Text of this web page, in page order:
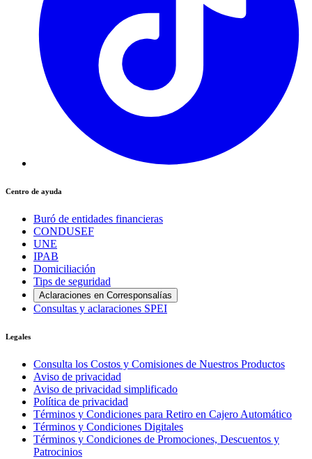
Centro de ayuda
Buró de entidades financieras
CONDUSEF
UNE
IPAB
Domiciliación
Tips de seguridad
Aclaraciones en Corresponsalías
Consultas y aclaraciones SPEI
Legales
Consulta los Costos y Comisiones de Nuestros Productos
Aviso de privacidad
Aviso de privacidad simplificado
Política de privacidad
Términos y Condiciones para Retiro en Cajero Automático
Términos y Condiciones Digitales
Términos y Condiciones de Promociones, Descuentos y
Patrocinios